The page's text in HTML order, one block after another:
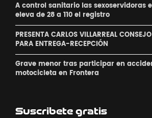
A control sanitario las sexoservidoras
eleva de 28 a 110 el registro
PRESENTA CARLOS VILLARREAL
PARA ENTREGA-RECEPCIÓN
Grave menor tras participar en
motocicleta en Frontera
Suscribete gratis